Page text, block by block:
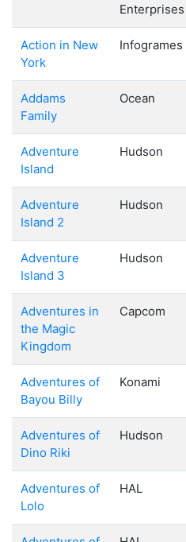
Enterprises
Action in New
York
Infogrames
Addams
Family
Ocean
Adventure
Island
Hudson
Adventure
Island 2
Hudson
Adventure
Island 3
Hudson
Adventures in
the Magic
Kingdom
Capcom
Adventures of
Bayou Billy
Konami
Adventures of
Dino Riki
Hudson
Adventures of
Lolo
HAL